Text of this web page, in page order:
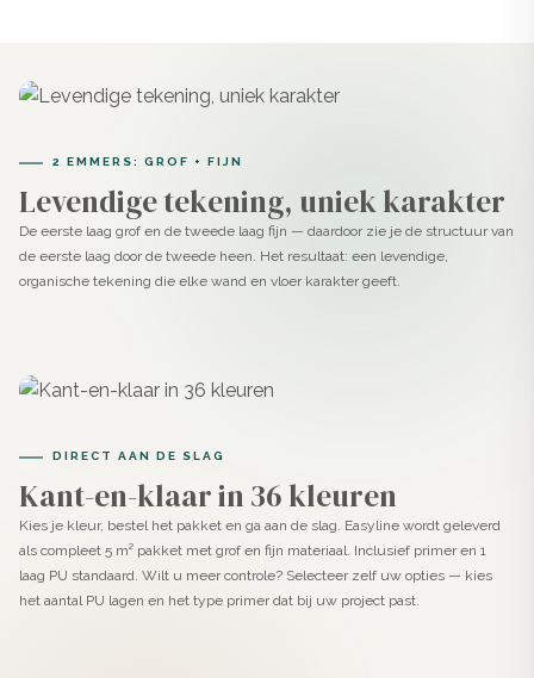
door onze ervaren betonspecialisten!
ciré pasta is dat het zich hecht op elke gladde, egale en
schone ondergrond. Het maakt niet uit of jouw
ondergrond nou van steen, bestaand beton of hout is,
egaal en schoon is!
Slechts twee dagen werk
Bovendien is het aanbrengen van EasyLine slechts 2
dagen werk! De eerste dag breng je de twee deklagen
aan en de tweede dag besteed je aan schuren en
afwerken. Eenvoudiger kan niet.
2 EMMERS: GROF + FIJN
Levendige tekening, uniek karakter
De eerste laag grof en de tweede laag fijn — daardoor zie je de structuur van
de eerste laag door de tweede heen. Het resultaat: een levendige,
organische tekening die elke wand en vloer karakter geeft.
DIRECT AAN DE SLAG
Kant-en-klaar in 36 kleuren
Kies je kleur, bestel het pakket en ga aan de slag. Easyline wordt geleverd
als compleet 5 m² pakket met grof en fijn materiaal. Inclusief primer en 1
laag PU standaard. Wilt u meer controle? Selecteer zelf uw opties — kies
het aantal PU lagen en het type primer dat bij uw project past.